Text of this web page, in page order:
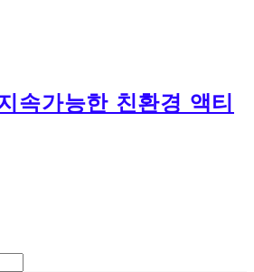
속가능한 친환경 액티